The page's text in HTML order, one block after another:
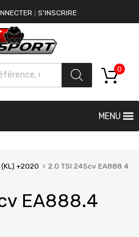
S'INSCRIRE
0
MENU
+2020
2.0 TSI 245cv EA888.4
EA888.4